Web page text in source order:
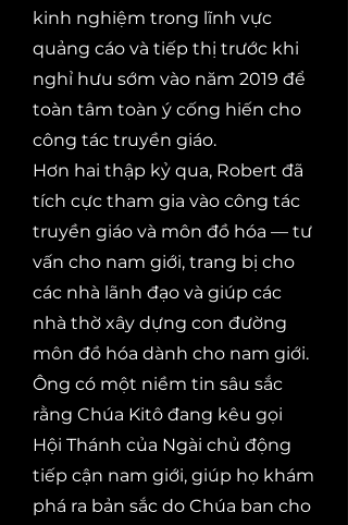
kinh nghiệm trong lĩnh vực
quảng cáo và tiếp thị trước khi
nghỉ hưu sớm vào năm 2019 để
toàn tâm toàn ý cống hiến cho
công tác truyền giáo.
Hơn hai thập kỷ qua, Robert đã
tích cực tham gia vào công tác
truyền giáo và môn đồ hóa — tư
vấn cho nam giới, trang bị cho
các nhà lãnh đạo và giúp các
nhà thờ xây dựng con đường
môn đồ hóa dành cho nam giới.
Ông có một niềm tin sâu sắc
rằng Chúa Kitô đang kêu gọi
Hội Thánh của Ngài chủ động
tiếp cận nam giới, giúp họ khám
phá ra bản sắc do Chúa ban cho